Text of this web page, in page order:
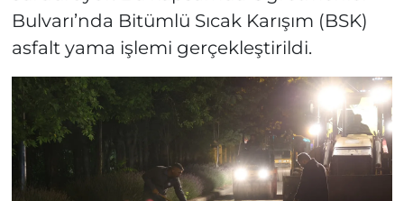
Bulvarı’nda Bitümlü Sıcak Karışım (BSK)
asfalt yama işlemi gerçekleştirildi.